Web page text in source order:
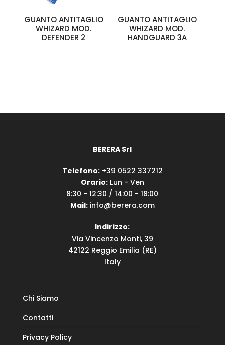
GUANTO ANTITAGLIO
WHIZARD MOD.
DEFENDER 2
GUANTO ANTITAGLIO
WHIZARD MOD.
HANDGUARD 3A
BERERA Srl
Telefono:+39 0522 337212
Orario:Lun - Ven
8:30 - 12:30 / 14:00 - 18:00
Mail:info@berera.com
Indirizzo:
Via Vincenzo Monti, 39
42122 Reggio Emilia (RE)
Italy
Chi Siamo
Contatti
Privacy Policy